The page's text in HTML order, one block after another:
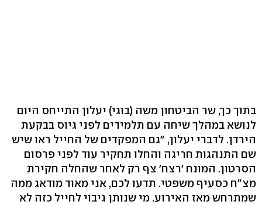
בתוך כך, שר הביטחון משה (בוגי) יעלון התייחס היום
לנושא במהלך שיחה עם תלמידים לפני גיוס בבקעת
הירדן. לדברי יעלון, "גם המפקדים של החייל ראו שיש
שם התנהגות חריגה והחלו תחקיר עוד לפני פרסום
הסרטון. המונח 'רצח' צף רק לאחר שהחלה חקירת
מצ"ח כסעיף משפטי. תדעו לכם, אני מאוד מודאג ממה
שמתרחש מאז האירוע. מי שנותן גיבוי לחייל כזה לא